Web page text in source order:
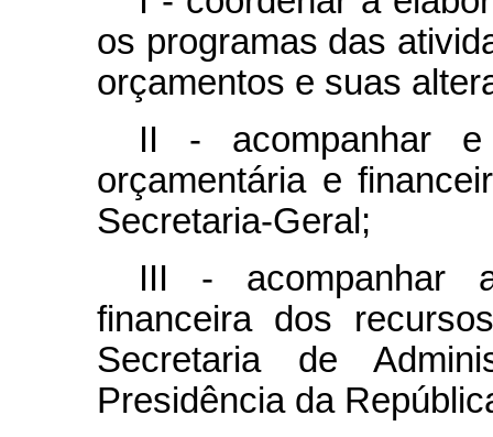
os programas das
orçamentos e suas
II - acompanhar
orçamentária e
Secretaria-Geral;
III - acompanhar
financeira dos
Secretaria de
Presidência da